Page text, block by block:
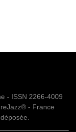
- ISSN 2266-4009
- France